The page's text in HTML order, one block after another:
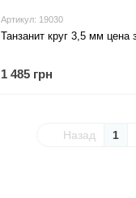
Артикул: 19030
Танзанит круг 3,5 мм цена
1 485 грн
Назад 1